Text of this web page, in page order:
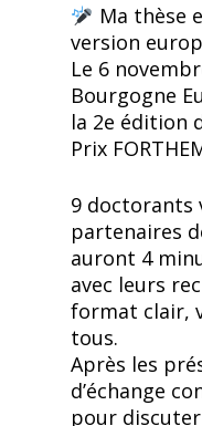
Ma thèse
version
Le 6
Bourgogne
la 2e édition
Prix
9 doctorants
partenaires
auront 4
avec leurs
format clair,
tous.
Après les
d’échange
pour